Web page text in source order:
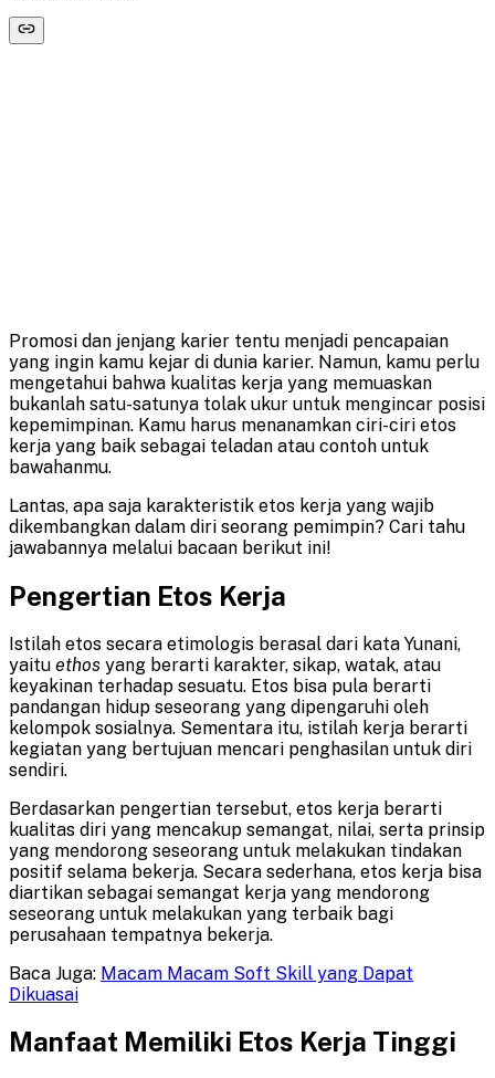
Promosi dan jenjang karier tentu menjadi pencapaian
yang ingin kamu kejar di dunia karier. Namun, kamu perlu
mengetahui bahwa kualitas kerja yang memuaskan
bukanlah satu-satunya tolak ukur untuk mengincar posisi
kepemimpinan. Kamu harus menanamkan ciri-ciri etos
kerja yang baik sebagai teladan atau contoh untuk
bawahanmu.
Lantas, apa saja karakteristik etos kerja yang wajib
dikembangkan dalam diri seorang pemimpin? Cari tahu
jawabannya melalui bacaan berikut ini!
Pengertian Etos Kerja
Istilah etos secara etimologis berasal dari kata Yunani,
yaitu ethos yang berarti karakter, sikap, watak, atau
keyakinan terhadap sesuatu. Etos bisa pula berarti
pandangan hidup seseorang yang dipengaruhi oleh
kelompok sosialnya. Sementara itu, istilah kerja berarti
kegiatan yang bertujuan mencari penghasilan untuk diri
sendiri.
Berdasarkan pengertian tersebut, etos kerja berarti
kualitas diri yang mencakup semangat, nilai, serta prinsip
yang mendorong seseorang untuk melakukan tindakan
positif selama bekerja. Secara sederhana, etos kerja bisa
diartikan sebagai semangat kerja yang mendorong
seseorang untuk melakukan yang terbaik bagi
perusahaan tempatnya bekerja.
Baca Juga: Macam Macam Soft Skill yang Dapat
Dikuasai
Manfaat Memiliki Etos Kerja Tinggi